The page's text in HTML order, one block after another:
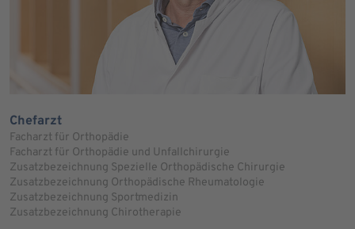
Chefarzt
Facharzt für Orthopädie
Facharzt für Orthopädie und Unfallchirurgie
Zusatzbezeichnung Spezielle Orthopädische Chirurgie
Zusatzbezeichnung Orthopädische Rheumatologie
Zusatzbezeichnung Sportmedizin
Zusatzbezeichnung Chirotherapie